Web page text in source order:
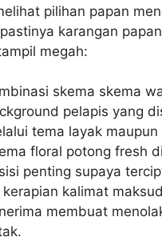
pilihan papan
karangan
megah:
skema skema
pelapis yang
tema layak maupun
floral potong fresh
penting supaya
kerapian kalimat
membuat